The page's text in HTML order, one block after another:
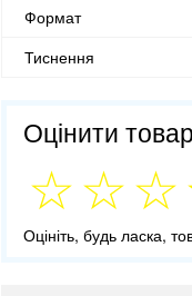
Формат
Тиснення
Оцінити товар
Оцініть, будь ласка,